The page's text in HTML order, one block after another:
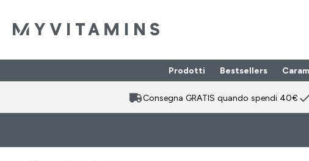
Prodotti Enter Prodotti
Bestsellers
Consegna GRATIS quando spendi 40€